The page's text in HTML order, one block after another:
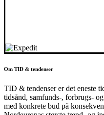
Om TID & tendenser
TID & tendenser er det eneste
tidsånd, samfunds-, forbrugs-
med konkrete bud på